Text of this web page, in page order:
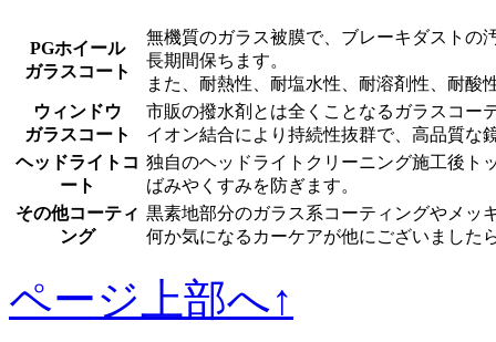
PGホイール
ガラスコート
無機質のガラス被膜で、ブレーキダストの
長期間保ちます。
また、耐熱性、耐塩水性、耐溶剤性、耐酸
ウィンドウ
ガラスコート
市販の撥水剤とは全くことなるガラスコー
イオン結合により持続性抜群で、高品質な
ヘッドライトコ
ート
独自のヘッドライトクリーニング施工後ト
ばみやくすみを防ぎます。
その他コーティ
ング
黒素地部分のガラス系コーティングやメッ
何か気になるカーケアが他にございました
ページ上部へ↑